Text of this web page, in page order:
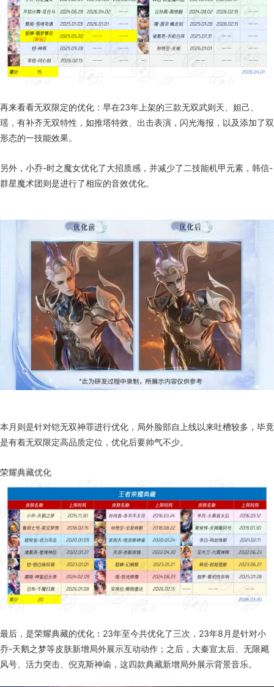
再来看看无双限定的优化：早在23年上架的三款无双武则天、妲己、
瑶，有补齐无双特性，如推塔特效、出击表演，闪光海报，以及添加了双
形态的一技能效果。
另外，小乔-时之魔女优化了大招质感，并减少了二技能机甲元素，韩信-
群星魔术团则是进行了相应的音效优化。
本月则是针对铠无双神罪进行优化，局外脸部自上线以来吐槽较多，毕竟
是有着无双限定高品质定位，优化后要帅气不少。
荣耀典藏优化
最后，是荣耀典藏的优化：23年至今共优化了三次，23年8月是针对小
乔-天鹅之梦等皮肤新增局外展示互动动作；之后，大秦宣太后、无限飓
风号、活力突击、倪克斯神谕，这四款典藏新增局外展示背景音乐。